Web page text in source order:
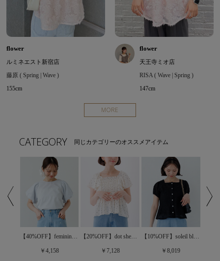
flower
ルミネエスト新宿店
藤原 ( Spring | Wave )
155cm
flower
天王寺ミオ店
RISA ( Wave | Spring )
147cm
MORE
CATEGORY 同じカテゴリーのオススメアイテム
【40%OFF】feminine puff blouse4～ﾌｪﾐﾆﾝﾊﾟﾌﾌﾞﾗｳｽ4
￥4,158
【20%OFF】dot sheer papillon blouse～ﾄﾞｯﾄｼｱｰﾊﾟﾋﾟﾖﾝﾌﾞﾗｳｽ
￥7,128
【10%OFF】soleil bloom top～ｿﾚｲﾕﾌﾞﾙｰﾑﾄｯﾌﾟ
￥8,019